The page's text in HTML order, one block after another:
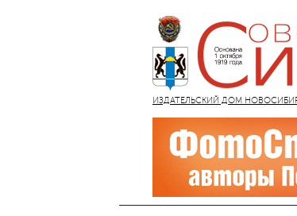
ИЗДАТЕЛЬСКИЙ ДОМ